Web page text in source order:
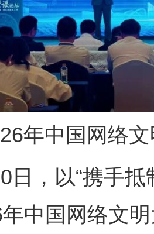
年中国网络
，以“携手抵
中国网络文
任有效落实 一纸欠